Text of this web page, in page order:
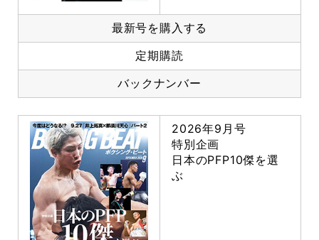
最新号を購入する
定期購読
バックナンバー
2026年9月号
特別企画
日本のPFP10傑を選
ぶ